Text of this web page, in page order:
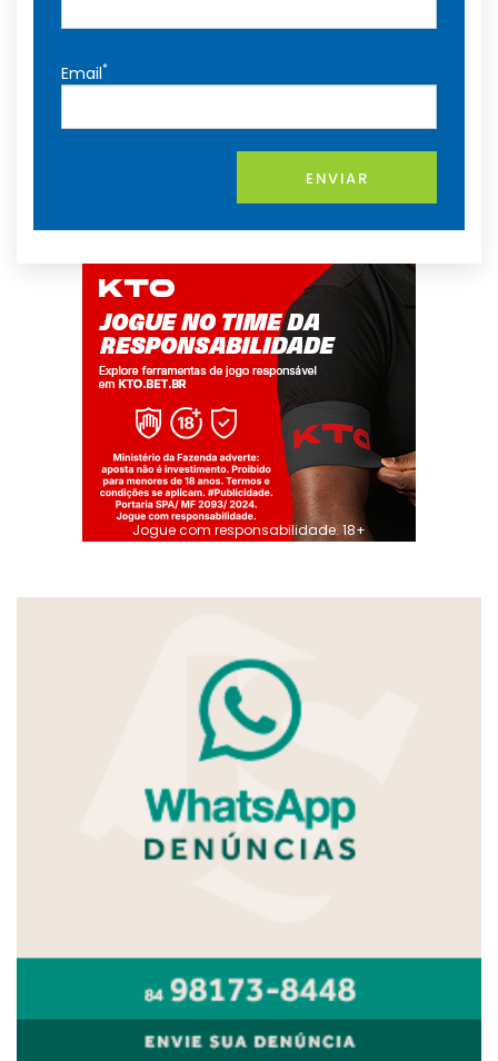
Email*
ENVIAR
Jogue com responsabilidade. 18+